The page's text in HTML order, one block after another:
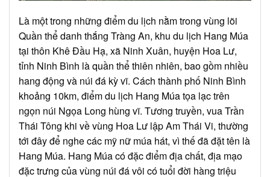
Là một trong những điểm du lịch nằm trong vùng lõi
Quần thể danh thắng Tràng An, khu du lịch Hang Múa
tại thôn Khê Đầu Hạ, xã Ninh Xuân, huyện Hoa Lư,
tỉnh Ninh Bình là quần thể thiên nhiên, bao gồm nhiều
hang động và núi đá kỳ vĩ. Cách thành phố Ninh Bình
khoảng 10km, điểm du lịch Hang Múa tọa lạc trên
ngọn núi Ngọa Long hùng vĩ. Tương truyền, vua Trần
Thái Tông khi về vùng Hoa Lư lập Am Thái Vi, thường
tới đây để nghe các mỹ nữ múa hát, vì thế đã đặt tên là
Hang Múa. Hang Múa có đặc điểm địa chất, địa mạo
đặc trưng của vùng núi đá vôi có tuổi đời hàng triệu